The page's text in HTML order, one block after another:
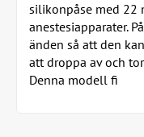
silikonpåse med
anestesiapparater.
änden så att den
att droppa av och
Denna modell fi